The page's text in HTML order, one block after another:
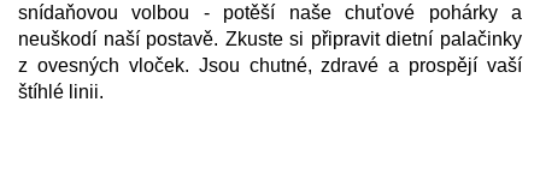
snídaňovou volbou - potěší naše chuťové pohárky a
neuškodí naší postavě. Zkuste si připravit dietní palačinky
z ovesných vloček. Jsou chutné, zdravé a prospějí vaší
štíhlé linii.